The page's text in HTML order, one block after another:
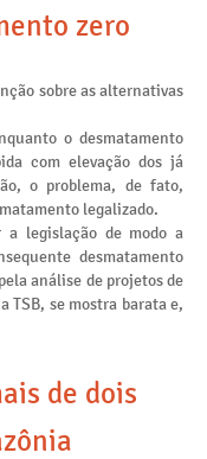
zero
sobre as alternativas
o desmatamento
com elevação dos já
o problema, de fato,
legalizado.
a legislação de modo a
desmatamento
análise de projetos de
TSB, se mostra barata e,
de dois